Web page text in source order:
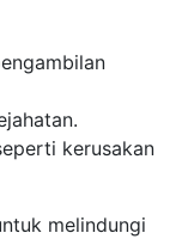
kerusakan
melindungi